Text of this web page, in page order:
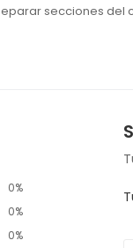
secciones del
0%
0%
0%